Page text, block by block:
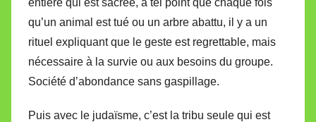
entière qui est sacrée, à tel point que chaque fois
qu’un animal est tué ou un arbre abattu, il y a un
rituel expliquant que le geste est regrettable, mais
nécessaire à la survie ou aux besoins du groupe.
Société d’abondance sans gaspillage.
Puis avec le judaïsme, c’est la tribu seule qui est